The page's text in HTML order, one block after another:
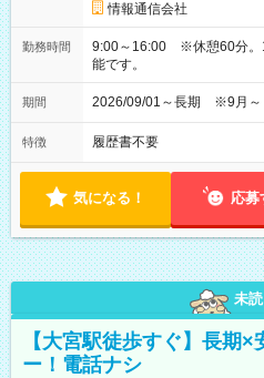
情報通信会社
勤務時間
9:00～16:00 ※休憩60分。
能です。
期間 2026/09/01～長期 ※9月～
特徴 履歴書不要
気になる！ 応募
未読
【大宮駅徒歩すぐ】長期×
ー！電話ナシ